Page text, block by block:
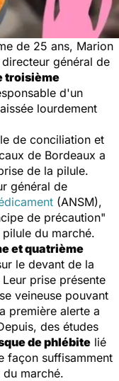
de 25 ans, Marion
général de
troisième
d'un
lourdement
de conciliation et
de Bordeaux a
de la pilule.
général de
(ANSM),
de précaution"
du marché.
et quatrième
le devant de la
prise présente
veineuse pouvant
première alerte a
des études
de phlébite lié
façon suffisamment
marché.